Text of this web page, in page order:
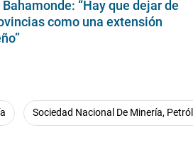
“Hay que dejar de
como una extensión
Sociedad Nacional De Minería,